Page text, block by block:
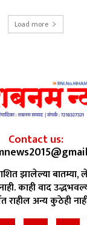
Load more
Contact us:
झालेल्या
काही वाद
राहील अन्य कुठेही